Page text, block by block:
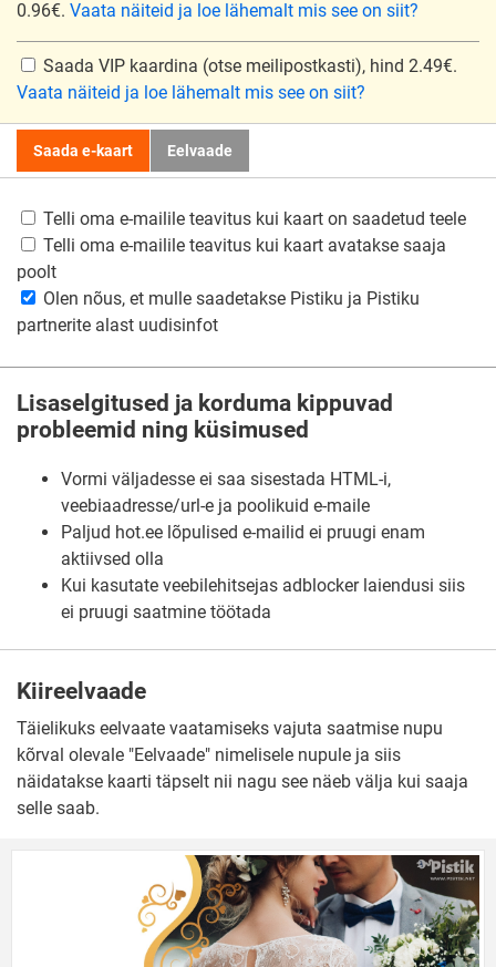
0.96€. Vaata näiteid ja loe lähemalt mis see on siit?
Saada VIP kaardina (otse meilipostkasti), hind 2.49€.
Vaata näiteid ja loe lähemalt mis see on siit?
Saada e-kaart Eelvaade
Telli oma e-mailile teavitus kui kaart on saadetud teele
Telli oma e-mailile teavitus kui kaart avatakse saaja
poolt
Olen nõus, et mulle saadetakse Pistiku ja Pistiku
partnerite alast uudisinfot
Lisaselgitused ja korduma kippuvad
probleemid ning küsimused
Vormi väljadesse ei saa sisestada HTML-i,
veebiaadresse/url-e ja poolikuid e-maile
Paljud hot.ee lõpulised e-mailid ei pruugi enam
aktiivsed olla
Kui kasutate veebilehitsejas adblocker laiendusi siis
ei pruugi saatmine töötada
Kiireelvaade
Täielikuks eelvaate vaatamiseks vajuta saatmise nupu
kõrval olevale "Eelvaade" nimelisele nupule ja siis
näidatakse kaarti täpselt nii nagu see näeb välja kui saaja
selle saab.